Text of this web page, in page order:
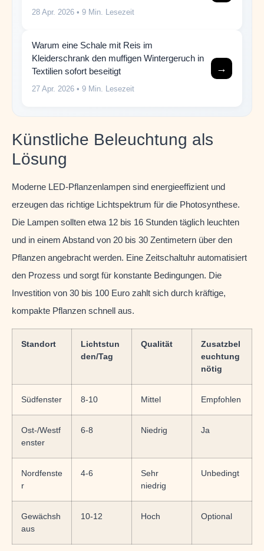
28 Apr. 2026 • 9 Min. Lesezeit
Warum eine Schale mit Reis im
Kleiderschrank den muffigen Wintergeruch in
Textilien sofort beseitigt
27 Apr. 2026 • 9 Min. Lesezeit
→
Künstliche Beleuchtung als
Lösung
Moderne LED-Pflanzenlampen sind energieeffizient und
erzeugen das richtige Lichtspektrum für die Photosynthese.
Die Lampen sollten etwa 12 bis 16 Stunden täglich leuchten
und in einem Abstand von 20 bis 30 Zentimetern über den
Pflanzen angebracht werden. Eine Zeitschaltuhr automatisiert
den Prozess und sorgt für konstante Bedingungen. Die
Investition von 30 bis 100 Euro zahlt sich durch kräftige,
kompakte Pflanzen schnell aus.
Standort
Lichtstun
den/Tag
Qualität
Zusatzbel
euchtung
nötig
Südfenster 8-10 Mittel Empfohlen
Ost-/Westf
enster
6-8 Niedrig Ja
Nordfenste
r
4-6
Sehr
niedrig
Unbedingt
Gewächsh
aus
10-12 Hoch Optional